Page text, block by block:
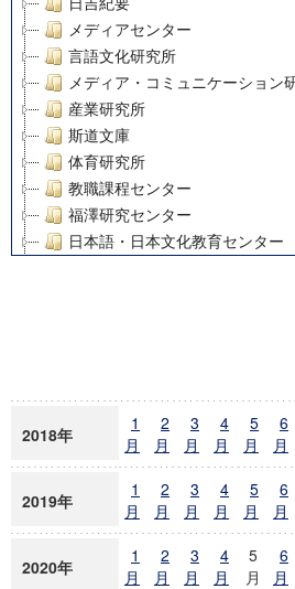
メディアセンター
言語文化研究所
メディア・コミュニケーション
産業研究所
斯道文庫
体育研究所
教職課程センター
福澤研究センター
日本語・日本文化教育センター
グローバルリサーチインスティ
科学研究費補助金研究成果報告書
21世紀COEプログラム
慶應義塾大学グローバルCOE
博士課程教育リーディングプロ
学術雑誌掲載論文等(8)
その他
2018年
1
月
2
月
3
月
4
月
5
月
6
月
2019年
1
月
2
月
3
月
4
月
5
月
6
月
2020年
1
月
2
月
3
月
4
月
5
月
6
月